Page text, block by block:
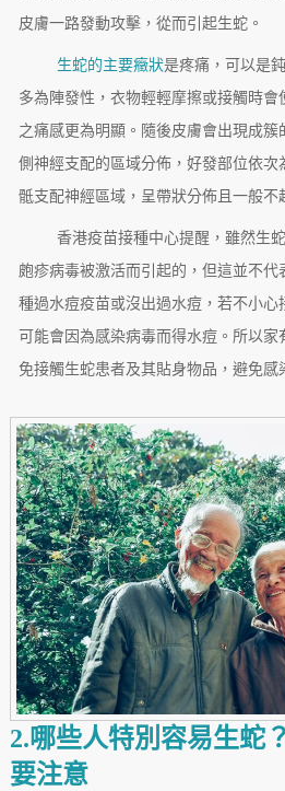
皮膚一路發動攻擊，從而引起生蛇。
生蛇的主要癥狀是疼痛，可以是
多為陣發性，衣物輕輕摩擦或接觸時
之痛感更為明顯。隨後皮膚會出現成簇
側神經支配的區域分佈，好發部位依次
骶支配神經區域，呈帶狀分佈且一般不
香港疫苗接種中心提醒，雖然生
皰疹病毒被激活而引起的，但這並不
種過水痘疫苗或沒出過水痘，若不小心
可能會因為感染病毒而得水痘。所以
免接觸生蛇患者及其貼身物品，避免感
2.哪些人特別容易生蛇
要注意